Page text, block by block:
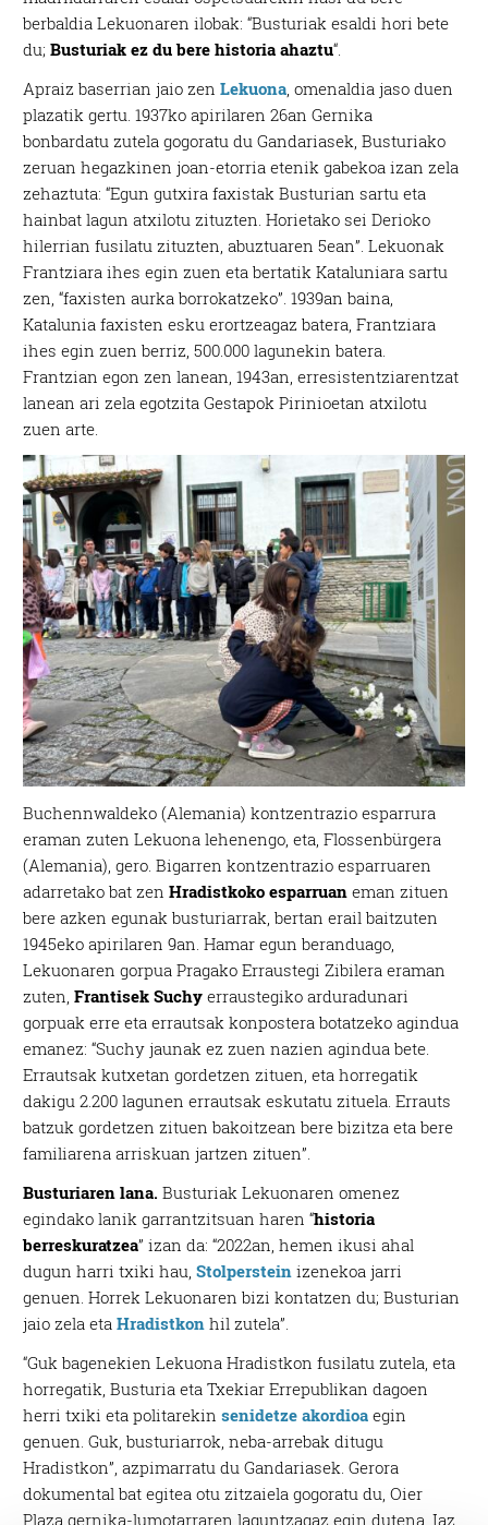
berbaldia Lekuonaren ilobak: “Busturiak esaldi hori bete
du;Busturiak ez du bere historia ahaztu“.
Apraiz baserrian jaio zenLekuona , omenaldia jaso duen
plazatik gertu. 1937ko apirilaren 26an Gernika
bonbardatu zutela gogoratu du Gandariasek, Busturiako
zeruan hegazkinen joan-etorria etenik gabekoa izan zela
zehaztuta: “Egun gutxira faxistak Busturian sartu eta
hainbat lagun atxilotu zituzten. Horietako sei Derioko
hilerrian fusilatu zituzten, abuztuaren 5ean”. Lekuonak
Frantziara ihes egin zuen eta bertatik Kataluniara sartu
zen, “faxisten aurka borrokatzeko”. 1939an baina,
Katalunia faxisten esku erortzeagaz batera, Frantziara
ihes egin zuen berriz, 500.000 lagunekin batera.
Frantzian egon zen lanean, 1943an, erresistentziarentzat
lanean ari zela egotzita Gestapok Pirinioetan atxilotu
zuen arte.
Buchennwaldeko (Alemania) kontzentrazio esparrura
eraman zuten Lekuona lehenengo, eta, Flossenbürgera
(Alemania), gero. Bigarren kontzentrazio esparruaren
adarretako bat zenHradistkoko esparruan eman zituen
bere azken egunak busturiarrak, bertan erail baitzuten
1945eko apirilaren 9an. Hamar egun beranduago,
Lekuonaren gorpua Pragako Erraustegi Zibilera eraman
zuten,Frantisek Suchy erraustegiko arduradunari
gorpuak erre eta errautsak konpostera botatzeko agindua
emanez: “Suchy jaunak ez zuen nazien agindua bete.
Errautsak kutxetan gordetzen zituen, eta horregatik
dakigu 2.200 lagunen errautsak eskutatu zituela. Errauts
batzuk gordetzen zituen bakoitzean bere bizitza eta bere
familiarena arriskuan jartzen zituen”.
Busturiaren lana.Busturiak Lekuonaren omenez
egindako lanik garrantzitsuan haren “historia
berreskuratzea” izan da: “2022an, hemen ikusi ahal
dugun harri txiki hau,Stolperstein izenekoa jarri
genuen. Horrek Lekuonaren bizi kontatzen du; Busturian
jaio zela etaHradistkon hil zutela”.
“Guk bagenekien LekuonaHradistkon fusilatu zutela, eta
horregatik, Busturia eta Txekiar Errepublikan dagoen
herri txiki eta politarekinsenidetze akordioa egin
genuen. Guk, busturiarrok, neba-arrebak ditugu
Hradistkon”, azpimarratu du Gandariasek. Gerora
dokumental bat egitea otu zitzaiela gogoratu du, Oier
Plaza gernika-lumotarraren laguntzagaz egin dutena. Iaz